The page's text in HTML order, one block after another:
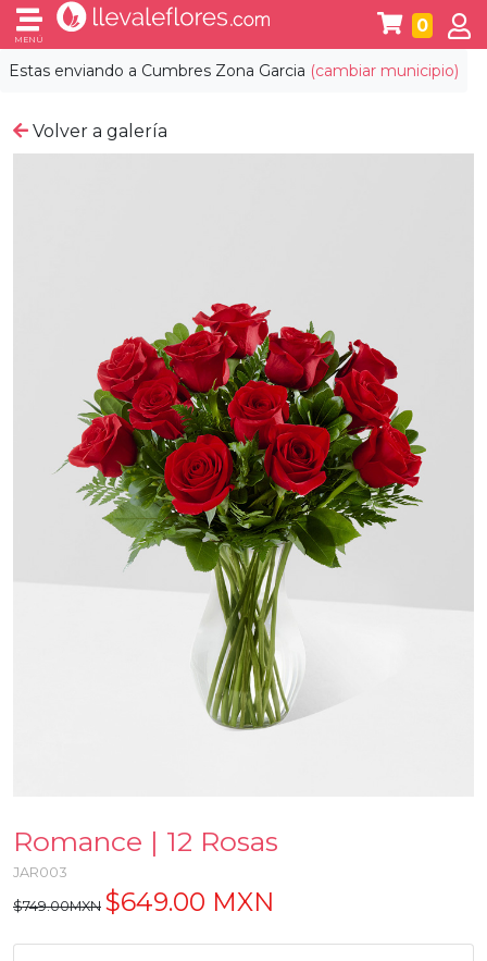
Estas enviando a Cumbres Zona Garcia (cambiar municipio)
MENÚ
0
Volver a galería
Romance | 12 Rosas
JAR003
$749.00MXN $649.00 MXN